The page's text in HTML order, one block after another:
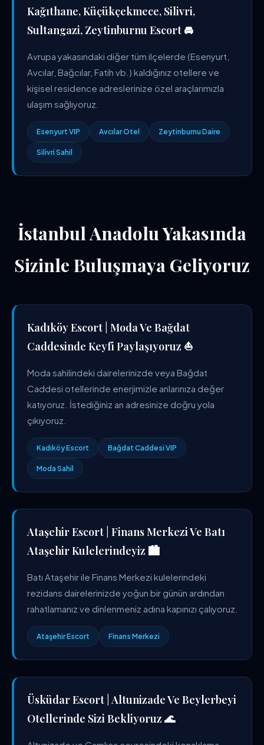
Kağıthane, Küçükçekmece, Silivri,
Sultangazi, Zeytinburnu Escort 🚘
Avrupa yakasındaki diğer tüm ilçelerde (Esenyurt,
Avcılar, Bağcılar, Fatih vb.) kaldığınız otellere ve
kişisel residence adreslerinize özel araçlarımızla
ulaşım sağlıyoruz.
Esenyurt VIP Avcılar Otel Zeytinburnu Daire
Silivri Sahil
İstanbul Anadolu Yakasında
Sizinle Buluşmaya Geliyoruz
Kadıköy Escort | Moda Ve Bağdat
Caddesinde Keyfi Paylaşıyoruz ⛵
Moda sahilindeki dairelerinizde veya Bağdat
Caddesi otellerinde enerjimizle anlarınıza değer
katıyoruz. İstediğiniz an adresinize doğru yola
çıkıyoruz.
Kadıköy Escort Bağdat Caddesi VIP
Moda Sahil
Ataşehir Escort | Finans Merkezi Ve Batı
Ataşehir Kulelerindeyiz 🏙️
Batı Ataşehir ile Finans Merkezi kulelerindeki
rezidans dairelerinizde yoğun bir günün ardından
rahatlamanız ve dinlenmeniz adına kapınızı çalıyoruz.
Ataşehir Escort Finans Merkezi
Üsküdar Escort | Altunizade Ve Beylerbeyi
Otellerinde Sizi Bekliyoruz 🌊